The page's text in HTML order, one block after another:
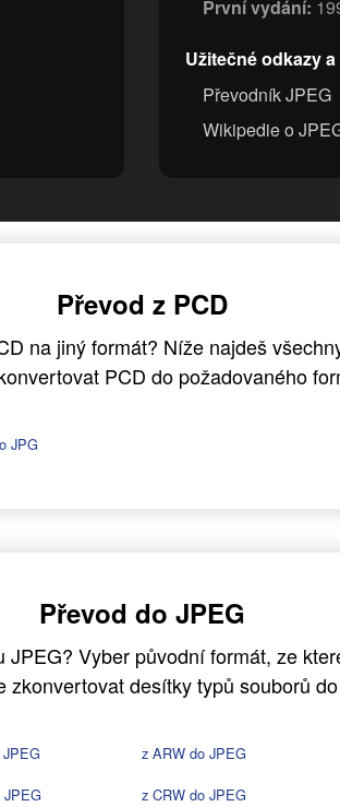
První vydání:
Užitečné odkazy
Převodník JPEG
Wikipedie o
Převod z PCD
na jiný formát? Níže najdeš
PCD do požadovaného
JPG
Převod do JPEG
Vyber původní formát, ze
zkonvertovat desítky typů souborů
z ARW do JPEG
JPEG z CRW do JPEG